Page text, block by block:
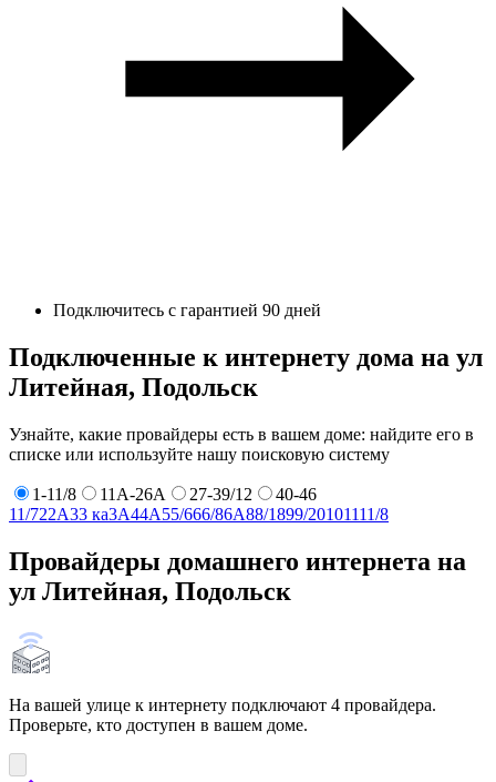
Подключитесь с гарантией 90 дней
Подключенные к интернету дома на ул
Литейная, Подольск
Узнайте, какие провайдеры есть в вашем доме: найдите его в
списке или используйте нашу поисковую систему
1-11/8 11А-26А 27-39/12
40-46
11/722А33 ка3А44А55/666/86А88/1899/20101111/8
Провайдеры домашнего интернета на
ул Литейная, Подольск
На вашей улице к интернету подключают 4 провайдера.
Проверьте, кто доступен в вашем доме.